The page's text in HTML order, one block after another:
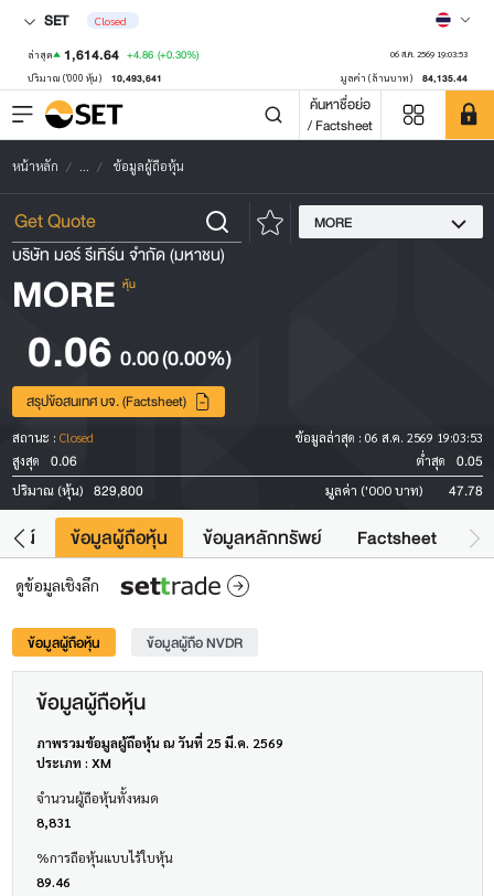
SET Closed
ล่าสุด 1,614.64 +4.86 (+0.30%) 06 ส.ค. 2569 19:03:53
ปริมาณ ('000 หุ้น) 10,493,641 มูลค่า (ล้านบาท) 84,135.44
ค้นหาชื่อย่อ
/ Factsheet
หน้าหลัก ... ข้อมูลผู้ถือหุ้น
MORE
บริษัท มอร์ รีเทิร์น จำกัด (มหาชน)
MORE หุ้น
0.06 0.00(0.00%)
สรุปข้อสนเทศ บจ. (Factsheet)
สถานะ : Closed ข้อมูลล่าสุด : 06 ส.ค. 2569 19:03:53
สูงสุด
0.06 ต่ำสุด 0.05
ปริมาณ (หุ้น) 829,800 มูลค่า ('000 บาท) 47.78
ยชน์ ข้อมูลผู้ถือหุ้น ข้อมูลหลักทรัพย์ Factsheet
ดูข้อมูลเชิงลึก
ข้อมูลผู้ถือหุ้น ข้อมูลผู้ถือ NVDR
ข้อมูลผู้ถือหุ้น
ภาพรวมข้อมูลผู้ถือหุ้น ณ วันที่ 25 มี.ค. 2569
ประเภท : XM
จำนวนผู้ถือหุ้นทั้งหมด
8,831
%การถือหุ้นแบบไร้ใบหุ้น
89.46